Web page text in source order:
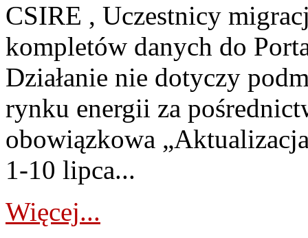
CSIRE , Uczestnicy
kompletów danych do
Działanie nie dotyczy
rynku energii za
obowiązkowa
1-10 lipca...
Więcej...